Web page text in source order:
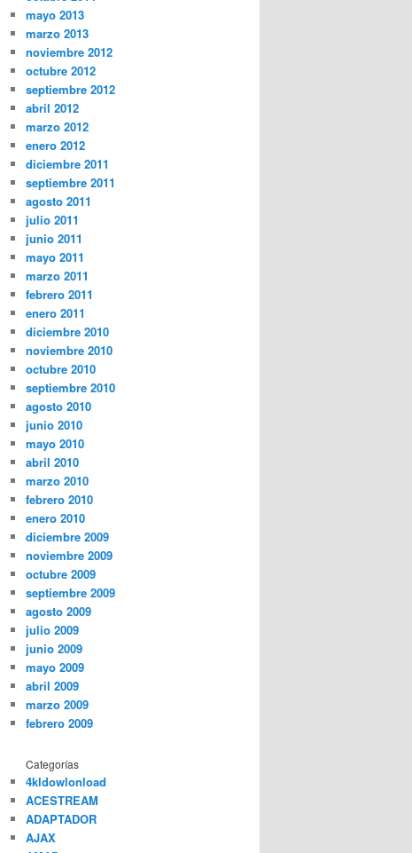
mayo 2013
marzo 2013
noviembre 2012
octubre 2012
septiembre 2012
abril 2012
marzo 2012
enero 2012
diciembre 2011
septiembre 2011
agosto 2011
julio 2011
junio 2011
mayo 2011
marzo 2011
febrero 2011
enero 2011
diciembre 2010
noviembre 2010
octubre 2010
septiembre 2010
agosto 2010
junio 2010
mayo 2010
abril 2010
marzo 2010
febrero 2010
enero 2010
diciembre 2009
noviembre 2009
octubre 2009
septiembre 2009
agosto 2009
julio 2009
junio 2009
mayo 2009
abril 2009
marzo 2009
febrero 2009
Categorías
4kldowlonload
ACESTREAM
ADAPTADOR
AJAX